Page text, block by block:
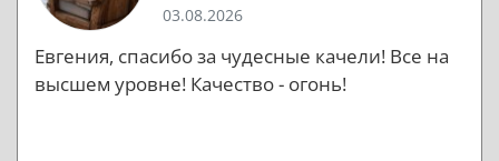
03.08.2026
Евгения, спасибо за чудесные качели! Все на
высшем уровне! Качество - огонь!